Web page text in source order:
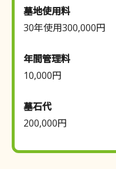
墓地使用料
30年使用300,000円
年間管理料
10,000円
墓石代
200,000円